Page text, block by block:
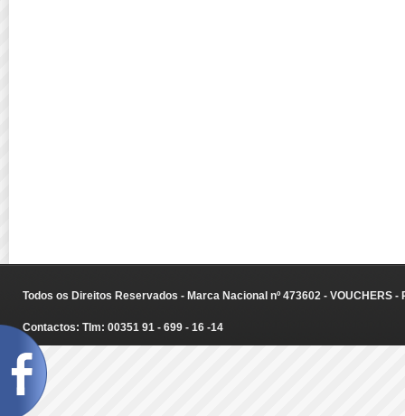
Todos os Direitos Reservados - Marca Nacional nº 473602 - VOUCHERS
Contactos: Tlm: 00351 91 - 699 - 16 -14